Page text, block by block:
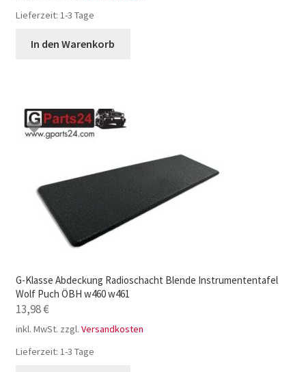
Lieferzeit: 1-3 Tage
In den Warenkorb
G-Klasse Abdeckung Radioschacht Blende Instrumententafel
Wolf Puch ÖBH w460 w461
13,98€
inkl. MwSt. zzgl. Versandkosten
Lieferzeit: 1-3 Tage